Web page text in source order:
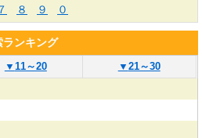
７ ８ ９ ０
ランキング
▼ 11～20 ▼ 21～30